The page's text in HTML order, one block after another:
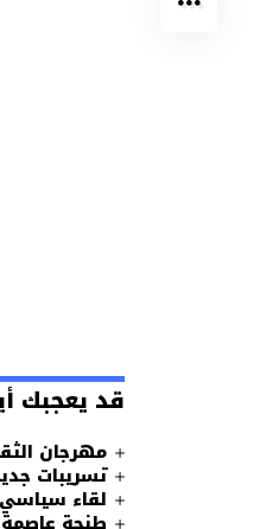
قد يعجبك
مهرجان
تسريبات
لقاء